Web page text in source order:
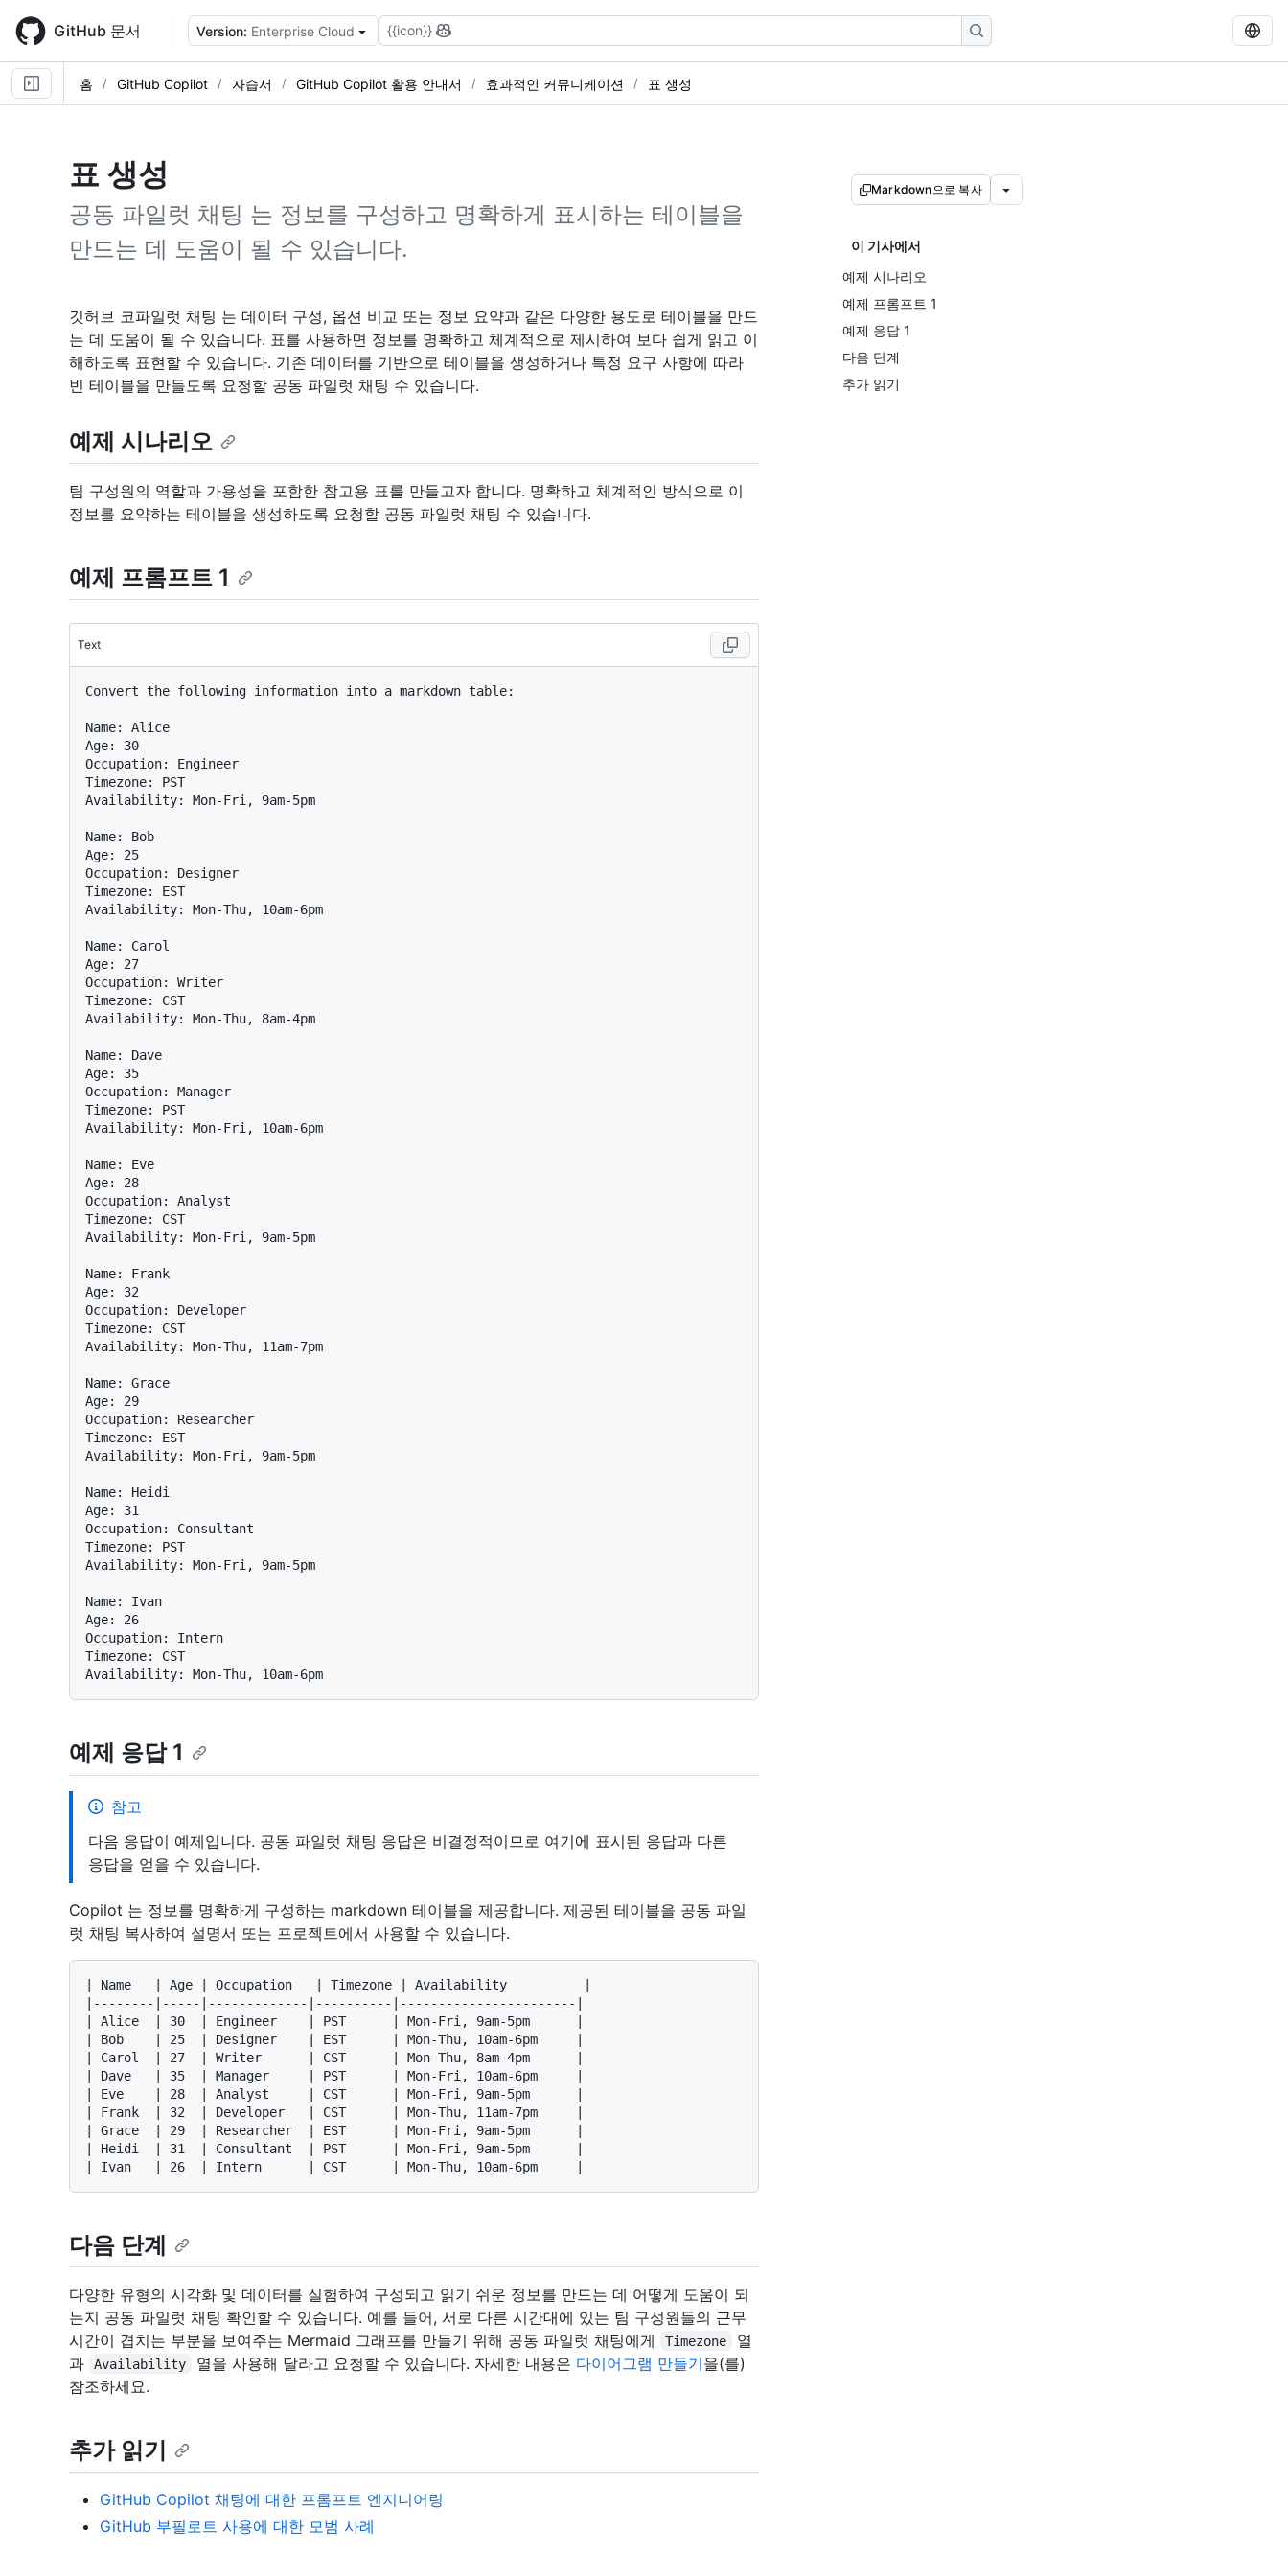
main
content
GitHub 문서 Version: Enterprise Cloud {{icon}}
홈 GitHub Copilot 자습서 GitHub Copilot 활용 안내서 효과적인 커뮤니케이션 표 생성
표 생성
공동 파일럿 채팅 는 정보를 구성하고 명확하게 표시하는 테이블을
만드는 데 도움이 될 수 있습니다.
Markdown으로 복사
이 기사에서
예제 시나리오
예제 프롬프트 1
예제 응답 1
다음 단계
추가 읽기
깃허브 코파일럿 채팅 는 데이터 구성, 옵션 비교 또는 정보 요약과 같은 다양한 용도로 테이블을 만드
는 데 도움이 될 수 있습니다. 표를 사용하면 정보를 명확하고 체계적으로 제시하여 보다 쉽게 읽고 이
해하도록 표현할 수 있습니다. 기존 데이터를 기반으로 테이블을 생성하거나 특정 요구 사항에 따라
빈 테이블을 만들도록 요청할 공동 파일럿 채팅 수 있습니다.
예제 시나리오
팀 구성원의 역할과 가용성을 포함한 참고용 표를 만들고자 합니다. 명확하고 체계적인 방식으로 이
정보를 요약하는 테이블을 생성하도록 요청할 공동 파일럿 채팅 수 있습니다.
예제 프롬프트 1
Text
Convert the following information into a markdown table:
Name: Alice
Age: 30
Occupation: Engineer
Timezone: PST
Availability: Mon-Fri, 9am-5pm
Name: Bob
Age: 25
Occupation: Designer
Timezone: EST
Availability: Mon-Thu, 10am-6pm
Name: Carol
Age: 27
Occupation: Writer
Timezone: CST
Availability: Mon-Thu, 8am-4pm
Name: Dave
Age: 35
Occupation: Manager
Timezone: PST
Availability: Mon-Fri, 10am-6pm
Name: Eve
Age: 28
Occupation: Analyst
Timezone: CST
Availability: Mon-Fri, 9am-5pm
Name: Frank
Age: 32
Occupation: Developer
Timezone: CST
Availability: Mon-Thu, 11am-7pm
Name: Grace
Age: 29
Occupation: Researcher
Timezone: EST
Availability: Mon-Fri, 9am-5pm
Name: Heidi
Age: 31
Occupation: Consultant
Timezone: PST
Availability: Mon-Fri, 9am-5pm
Name: Ivan
Age: 26
Occupation: Intern
Timezone: CST
예제 응답 1
참고
다음 응답이 예제입니다. 공동 파일럿 채팅 응답은 비결정적이므로 여기에 표시된 응답과 다른
응답을 얻을 수 있습니다.
Copilot 는 정보를 명확하게 구성하는 markdown 테이블을 제공합니다. 제공된 테이블을 공동 파일
럿 채팅 복사하여 설명서 또는 프로젝트에서 사용할 수 있습니다.
| Name   | Age | Occupation   | Timezone | Availability          |
|--------|-----|-------------|----------|-----------------------|
| Alice  | 30  | Engineer    | PST      | Mon-Fri, 9am-5pm      |
| Bob    | 25  | Designer    | EST      | Mon-Thu, 10am-6pm     |
| Carol  | 27  | Writer      | CST      | Mon-Thu, 8am-4pm      |
| Dave   | 35  | Manager     | PST      | Mon-Fri, 10am-6pm     |
| Eve    | 28  | Analyst     | CST      | Mon-Fri, 9am-5pm      |
| Frank  | 32  | Developer   | CST      | Mon-Thu, 11am-7pm     |
| Grace  | 29  | Researcher  | EST      | Mon-Fri, 9am-5pm      |
| Heidi  | 31  | Consultant  | PST      | Mon-Fri, 9am-5pm      |
다음 단계
다양한 유형의 시각화 및 데이터를 실험하여 구성되고 읽기 쉬운 정보를 만드는 데 어떻게 도움이 되
는지 공동 파일럿 채팅 확인할 수 있습니다. 예를 들어, 서로 다른 시간대에 있는 팀 구성원들의 근무
시간이 겹치는 부분을 보여주는 Mermaid 그래프를 만들기 위해 공동 파일럿 채팅에게
Timezone
열
과
Availability 열을 사용해 달라고 요청할 수 있습니다. 자세한 내용은 다이어그램 만들기을(를)
참조하세요.
추가 읽기
GitHub Copilot 채팅에 대한 프롬프트 엔지니어링
GitHub 부필로트 사용에 대한 모범 사례